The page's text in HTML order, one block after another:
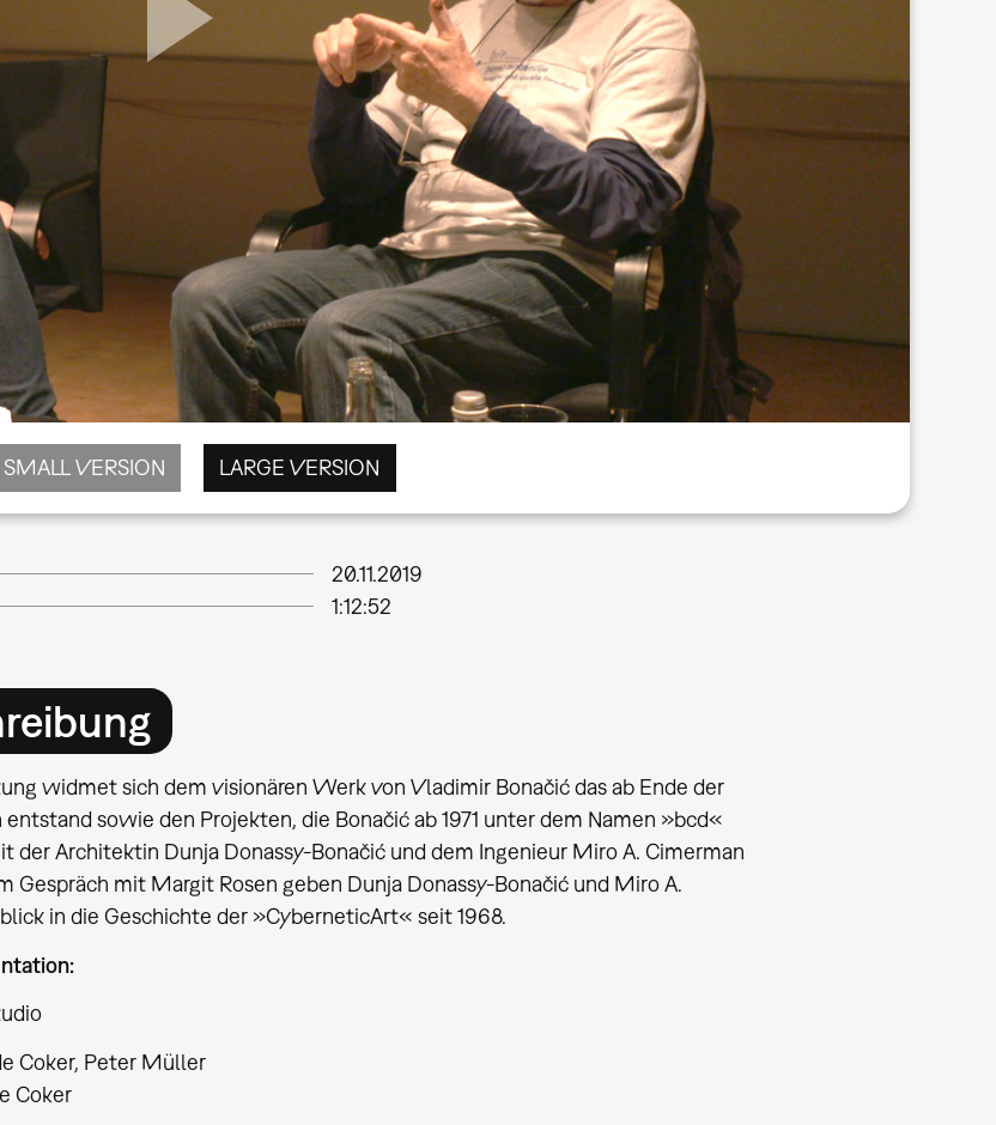
SMALL VERSION LARGE VERSION
20.11.2019
1:12:52
widmet sich dem visionären Werk von Vladimir Bonačić das ab Ende der
entstand sowie den Projekten, die Bonačić ab 1971 unter dem Namen »bcd«
der Architektin Dunja Donassy-Bonačić und dem Ingenieur Miro A. Cimerman
Gespräch mit Margit Rosen geben Dunja Donassy-Bonačić und Miro A.
in die Geschichte der »CyberneticArt« seit 1968.
Coker, Peter Müller
Coker